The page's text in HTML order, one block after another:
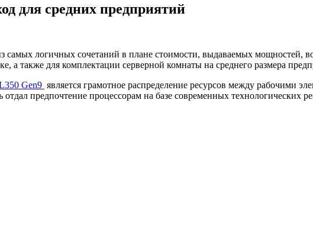
для средних предприятий
самых логичных сочетаний в плане стоимости, выдаваемых мощностей,
а также для комплектации серверной комнаты на среднего размера
Gen9 является грамотное распределение ресурсов между рабочими
отдал предпочтение процессорам на базе современных